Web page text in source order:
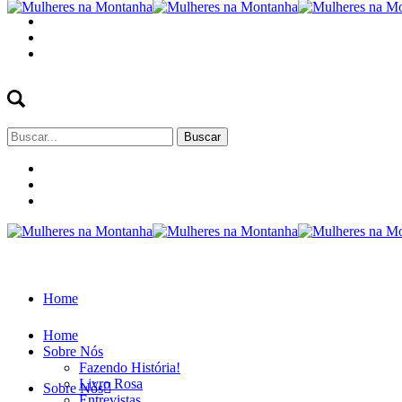
Buscar
por:
Home
Sobre Nós
Home
Sobre Nós
Fazendo História!
Livro Rosa